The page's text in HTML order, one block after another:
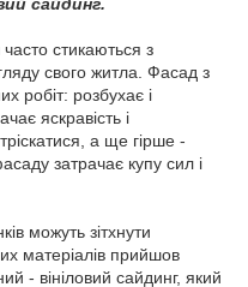
часто стикаються з
свого житла. Фасад з
робіт: розбухає і
яскравість і
а ще гірше -
затрачає купу сил і
можуть зітхнути
матеріалів прийшов
- вініловий сайдинг, який